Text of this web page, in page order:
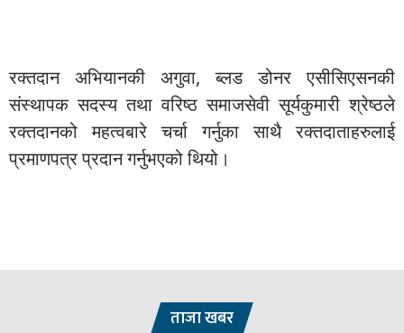
रक्तदान अभियानकी अगुवा, ब्लड डोनर एसीसिएसनकी
संस्थापक सदस्य तथा वरिष्ठ समाजसेवी सूर्यकुमारी श्रेष्ठले
रक्तदानको महत्वबारे चर्चा गर्नुका साथै रक्तदाताहरुलाई
प्रमाणपत्र प्रदान गर्नुभएको थियो।
ताजा खबर